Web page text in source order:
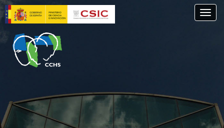
Pasar
al
contenido
principal